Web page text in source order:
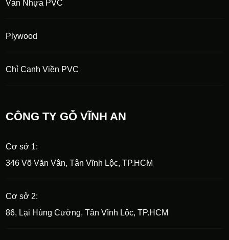
Ván Nhựa PVC
Plywood
Chỉ Cạnh Viền PVC
CÔNG TY GỖ VĨNH AN
Cơ sở 1:
346 Võ Văn Vân, Tân Vĩnh Lộc, TP.HCM
Cơ sở 2:
86, Lại Hùng Cường, Tân Vĩnh Lộc, TP.HCM